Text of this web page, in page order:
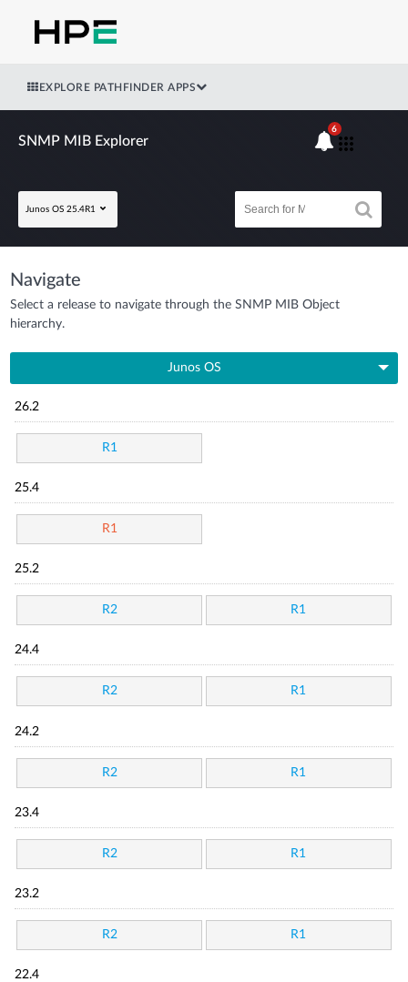
EXPLORE PATHFINDER APPS
SNMP MIB Explorer
Junos OS 25.4R1
6
Navigate
Select a release to navigate through the SNMP MIB Object
hierarchy.
Junos OS
26.2
R1
25.4
R1
25.2
R2 R1
24.4
R2 R1
24.2
R2 R1
23.4
R2 R1
23.2
R2 R1
22.4